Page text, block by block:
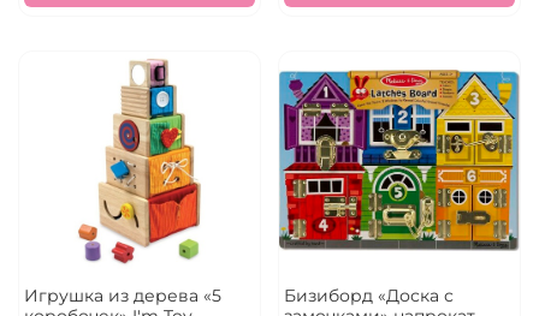
Игрушка из дерева «5
Бизиборд «Доска с